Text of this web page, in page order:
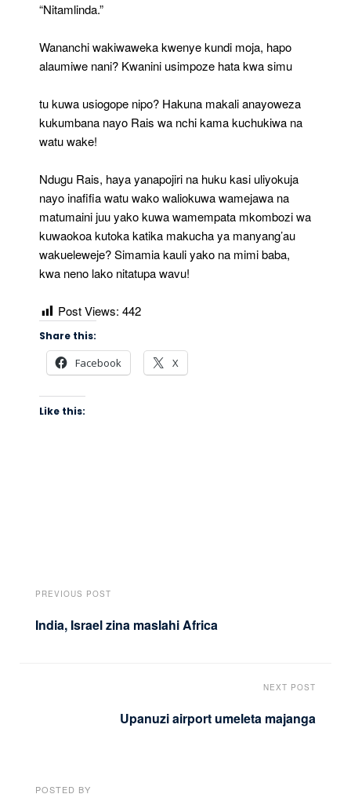
“Nitamlinda.”
Wananchi wakiwaweka kwenye kundi moja, hapo
alaumiwe nani? Kwanini usimpoze hata kwa simu
tu kuwa usiogope nipo? Hakuna makali anayoweza
kukumbana nayo Rais wa nchi kama kuchukiwa na
watu wake!
Ndugu Rais, haya yanapojiri na huku kasi uliyokuja
nayo inafifia watu wako waliokuwa wamejawa na
matumaini juu yako kuwa wamempata mkombozi wa
kuwaokoa kutoka katika makucha ya manyang’au
wakueleweje? Simamia kauli yako na mimi baba,
kwa neno lako nitatupa wavu!
Post Views: 442
Share this:
Facebook X
Like this:
PREVIOUS POST
India, Israel zina maslahi Africa
NEXT POST
Upanuzi airport umeleta majanga
POSTED BY